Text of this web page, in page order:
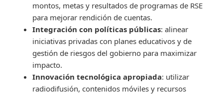
montos, metas y resultados de programas de RSE
para mejorar rendición de cuentas.
Integración con políticas públicas: alinear
iniciativas privadas con planes educativos y de
gestión de riesgos del gobierno para maximizar
impacto.
Innovación tecnológica apropiada: utilizar
radiodifusión, contenidos móviles y recursos